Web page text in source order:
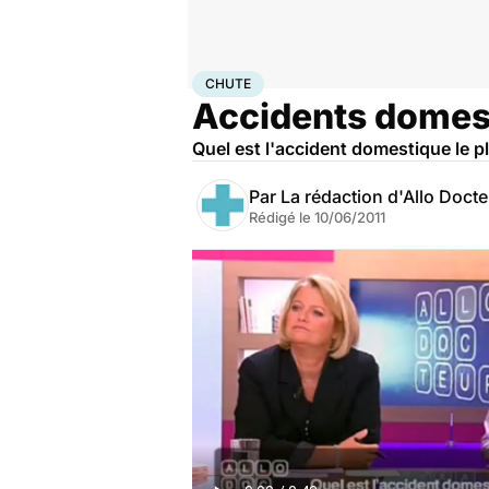
AccueilFamille
CHUTE
Accidents
Quel est l'accident domestique le
Par La rédaction d'Allo
Rédigé le 10/06/2011